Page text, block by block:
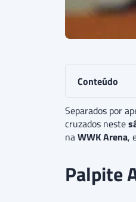
Conteúdo
Separados por
cruzados neste
naWWK Arena,
Palpite